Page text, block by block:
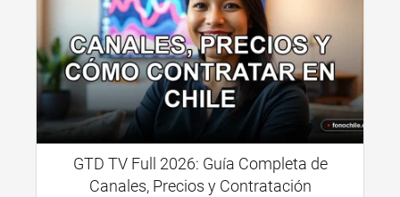
GTD TV Full 2026: Guía Completa de
Canales, Precios y Contratación